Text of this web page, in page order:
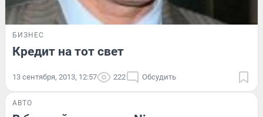
БИЗНЕС
Кредит на тот свет
13 сентября, 2013, 12:57 222 Обсудить
АВТО